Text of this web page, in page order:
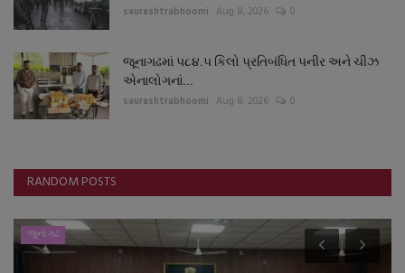
saurashtrabhoomi Aug 8, 2026 0
જૂનાગઢમાં ૫૮૪.૫ કિલો પ્રતિબંધિત પનીર અને ચીઝ
એનાલોગનાં...
saurashtrabhoomi Aug 8, 2026 0
RANDOM POSTS
જુનાગઢ